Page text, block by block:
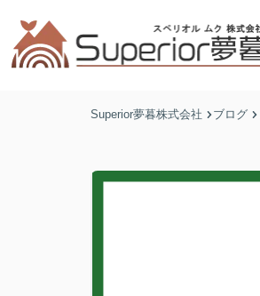
Superior夢暮株式会社 ブログ